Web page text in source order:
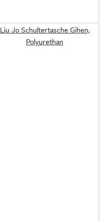
Liu Jo Schultertasche Gihen,
Polyurethan